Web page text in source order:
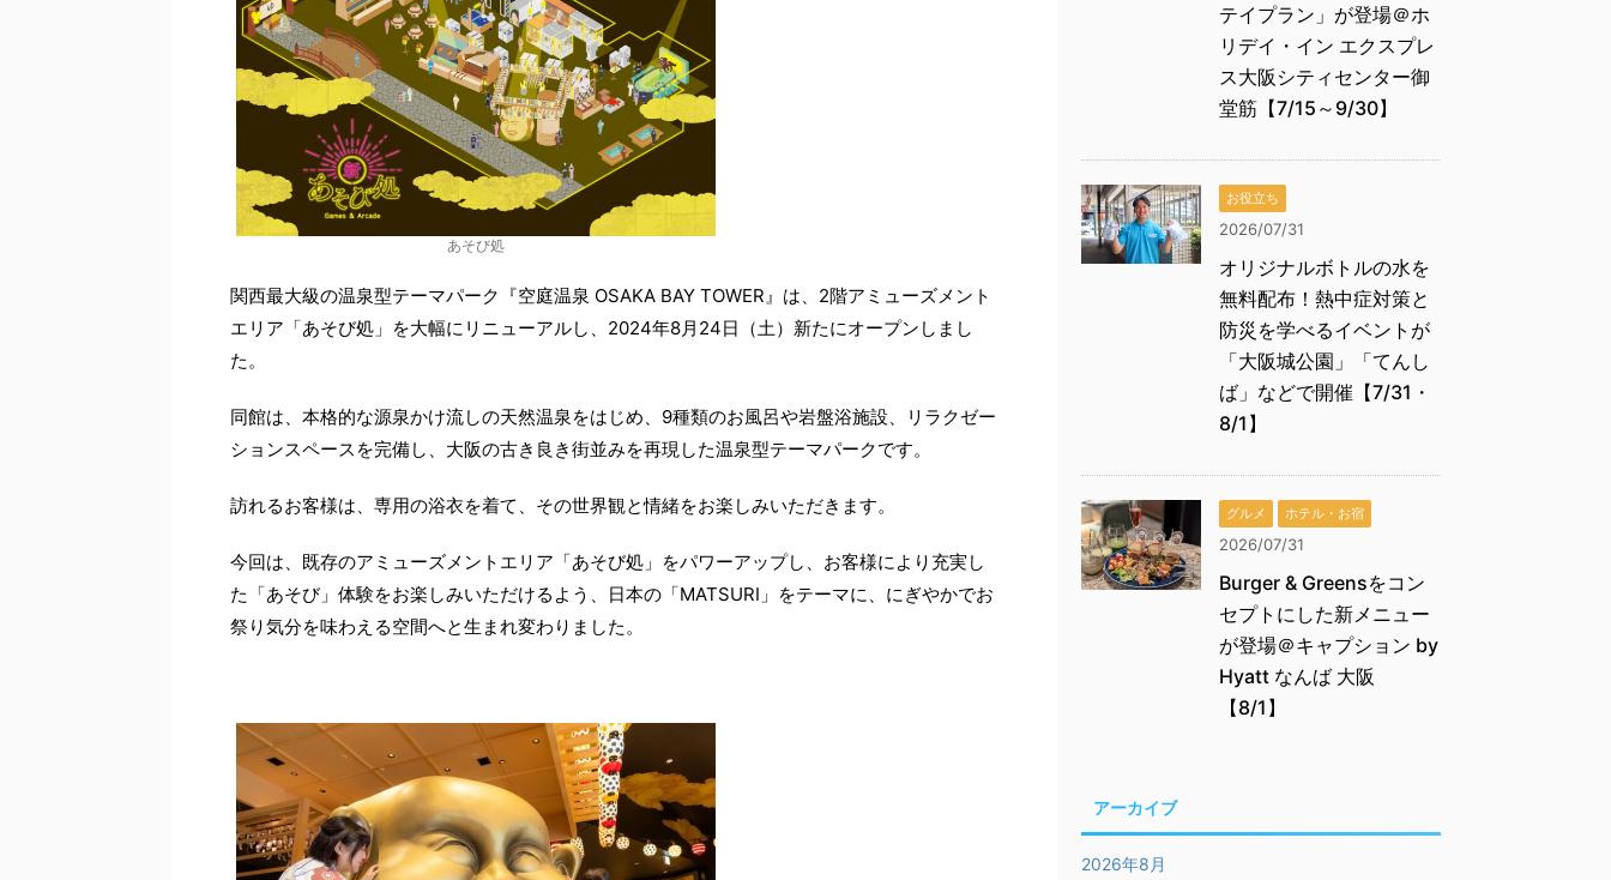
あそび処
関西最大級の温泉型テーマパーク『空庭温泉 OSAKA BAY TOWER』は、2階アミューズメント
エリア「あそび処」を大幅にリニューアルし、2024年8月24日（土）新たにオープンしまし
た。
同館は、本格的な源泉かけ流しの天然温泉をはじめ、9種類のお風呂や岩盤浴施設、リラクゼー
ションスペースを完備し、大阪の古き良き街並みを再現した温泉型テーマパークです。
訪れるお客様は、専用の浴衣を着て、その世界観と情緒をお楽しみいただきます。
今回は、既存のアミューズメントエリア「あそび処」をパワーアップし、お客様により充実し
た「あそび」体験をお楽しみいただけるよう、日本の「MATSURI」をテーマに、にぎやかでお
祭り気分を味わえる空間へと生まれ変わりました。
テイプラン」が登場＠ホ
リデイ・イン エクスプレ
ス大阪シティセンター御
堂筋【7/15～9/30】
お役立ち
2026/07/31
オリジナルボトルの水を
無料配布！熱中症対策と
防災を学べるイベントが
「大阪城公園」「てんし
ば」などで開催【7/31・
8/1】
グルメ ホテル・お宿
2026/07/31
Burger & Greensをコン
セプトにした新メニュー
が登場＠キャプション by
Hyatt なんば 大阪
【8/1】
アーカイブ
2026年8月